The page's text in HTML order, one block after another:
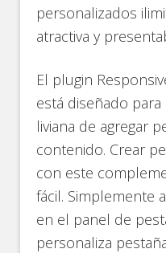
personalizados
atractiva y
El plugin
está diseñado
liviana de agregar
contenido. Crear
con este
fácil. Simplemente
en el panel de
personaliza